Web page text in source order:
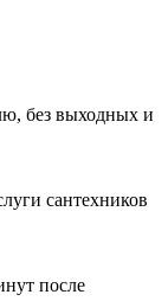
без выходных и
сантехников
после